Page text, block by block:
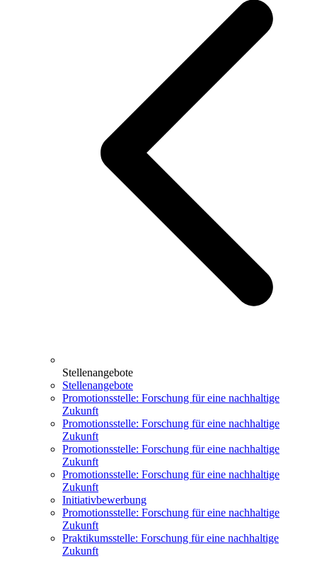
Stellenangebote
Stellenangebote
Promotionsstelle: Forschung für eine nachhaltige
Zukunft
Promotionsstelle: Forschung für eine nachhaltige
Zukunft
Promotionsstelle: Forschung für eine nachhaltige
Zukunft
Promotionsstelle: Forschung für eine nachhaltige
Zukunft
Initiativbewerbung
Promotionsstelle: Forschung für eine nachhaltige
Zukunft
Praktikumsstelle: Forschung für eine nachhaltige
Zukunft